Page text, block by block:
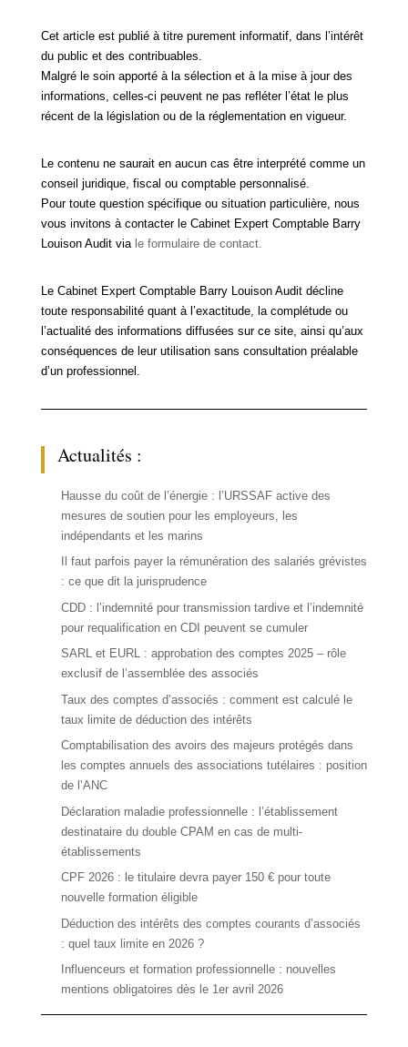
Cet article est publié à titre purement informatif, dans l’intérêt
du public et des contribuables.
Malgré le soin apporté à la sélection et à la mise à jour des
informations, celles-ci peuvent ne pas refléter l’état le plus
récent de la législation ou de la réglementation en vigueur.
Le contenu ne saurait en aucun cas être interprété comme un
conseil juridique, fiscal ou comptable personnalisé.
Pour toute question spécifique ou situation particulière, nous
vous invitons à contacter le Cabinet Expert Comptable Barry
Louison Audit via le formulaire de contact.
Le Cabinet Expert Comptable Barry Louison Audit décline
toute responsabilité quant à l’exactitude, la complétude ou
l’actualité des informations diffusées sur ce site, ainsi qu’aux
conséquences de leur utilisation sans consultation préalable
d’un professionnel.
Actualités :
Hausse du coût de l’énergie : l’URSSAF active des
mesures de soutien pour les employeurs, les
indépendants et les marins
Il faut parfois payer la rémunération des salariés grévistes
: ce que dit la jurisprudence
CDD : l’indemnité pour transmission tardive et l’indemnité
pour requalification en CDI peuvent se cumuler
SARL et EURL : approbation des comptes 2025 – rôle
exclusif de l’assemblée des associés
Taux des comptes d’associés : comment est calculé le
taux limite de déduction des intérêts
Comptabilisation des avoirs des majeurs protégés dans
les comptes annuels des associations tutélaires : position
de l’ANC
Déclaration maladie professionnelle : l’établissement
destinataire du double CPAM en cas de multi-
établissements
CPF 2026 : le titulaire devra payer 150 € pour toute
nouvelle formation éligible
Déduction des intérêts des comptes courants d’associés
: quel taux limite en 2026 ?
Influenceurs et formation professionnelle : nouvelles
mentions obligatoires dès le 1er avril 2026